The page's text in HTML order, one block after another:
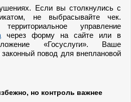
Если вы столкнулись с
не выбрасывайте чек.
управление
через форму на сайте или в
«Госуслуги». Ваше
повод для внеплановой
но контроль важнее